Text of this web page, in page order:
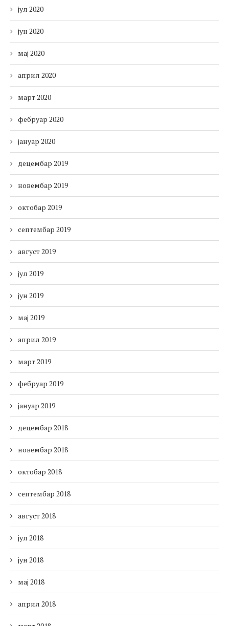
јул 2020
јун 2020
мај 2020
април 2020
март 2020
фебруар 2020
јануар 2020
децембар 2019
новембар 2019
октобар 2019
септембар 2019
август 2019
јул 2019
јун 2019
мај 2019
април 2019
март 2019
фебруар 2019
јануар 2019
децембар 2018
новембар 2018
октобар 2018
септембар 2018
август 2018
јул 2018
јун 2018
мај 2018
април 2018